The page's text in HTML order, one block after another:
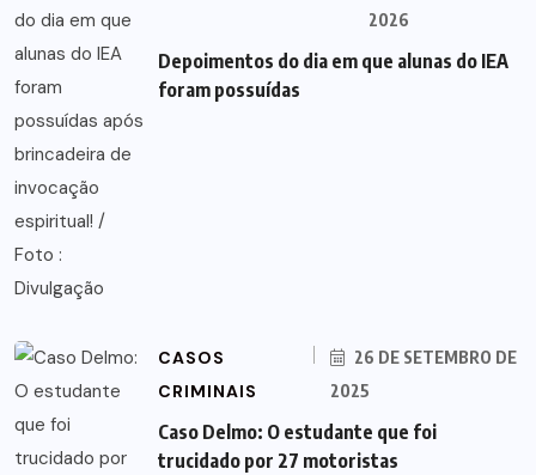
2026
Depoimentos do dia em que alunas do IEA
foram possuídas
CASOS
CRIMINAIS
26 DE SETEMBRO DE
2025
Caso Delmo: O estudante que foi
trucidado por 27 motoristas